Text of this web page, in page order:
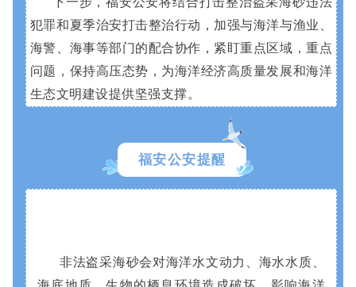
犯罪和夏季治安打击整治行动，加强与海洋与渔业、
海警、海事等部门的配合协作，紧盯重点区域，重点
问题，保持高压态势，为海洋经济高质量发展和海洋
生态文明建设提供坚强支撑。
福安公安提醒
非法盗采海砂会对海洋水文动力、海水水质、